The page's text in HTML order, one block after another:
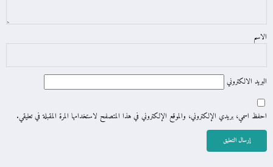
الاسم
البريد الالكتروني
احفظ اسمي، بريدي الإلكتروني، والموقع الإلكتروني في هذا المتصفح لاستخدامها المرة المقبلة في تعليقي.